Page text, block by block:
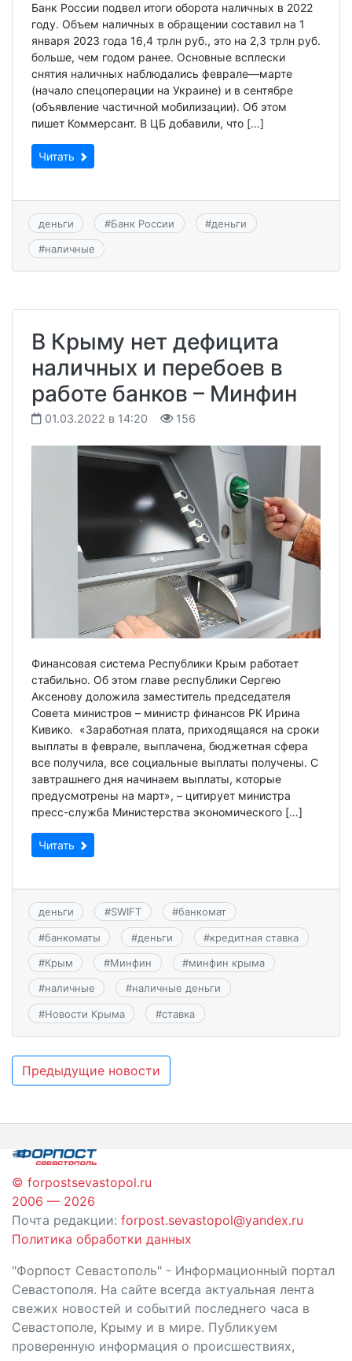
Банк России подвел итоги оборота наличных в 2022
году. Объем наличных в обращении составил на 1
января 2023 года 16,4 трлн руб., это на 2,3 трлн руб.
больше, чем годом ранее. Основные всплески
снятия наличных наблюдались феврале—марте
(начало спецоперации на Украине) и в сентябре
(объявление частичной мобилизации). Об этом
пишет Коммерсант. В ЦБ добавили, что […]
Читать
деньги #Банк России #деньги
#наличные
В Крыму нет дефицита
наличных и перебоев в
работе банков – Минфин
01.03.2022 в 14:20 156
Финансовая система Республики Крым работает
стабильно. Об этом главе республики Сергею
Аксенову доложила заместитель председателя
Совета министров – министр финансов РК Ирина
Кивико. «Заработная плата, приходящаяся на сроки
выплаты в феврале, выплачена, бюджетная сфера
все получила, все социальные выплаты получены. С
завтрашнего дня начинаем выплаты, которые
предусмотрены на март», – цитирует министра
пресс-служба Министерства экономического […]
Читать
деньги #SWIFT #банкомат
#банкоматы #деньги #кредитная ставка
#Крым #Минфин #минфин крыма
#наличные #наличные деньги
#Новости Крыма #ставка
Навигация
записям
Предыдущие новости
© forpostsevastopol.ru
2006 — 2026
Почта редакции: forpost.sevastopol@yandex.ru
Политика обработки данных
"Форпост Севастополь" - Информационный портал
Севастополя. На сайте всегда актуальная лента
свежих новостей и событий последнего часа в
Севастополе, Крыму и в мире. Публикуем
проверенную информация о происшествиях,